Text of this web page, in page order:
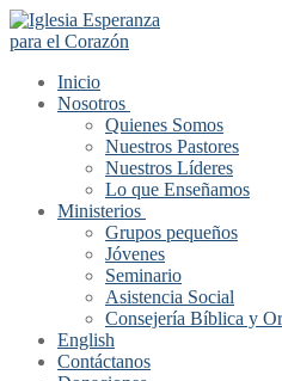
Inicio
Nosotros
Quienes Somos
Nuestros Pastores
Nuestros Líderes
Lo que Enseñamos
Ministerios
Grupos pequeños
Jóvenes
Seminario
Asistencia Social
Consejería Bíblica y
English
Contáctanos